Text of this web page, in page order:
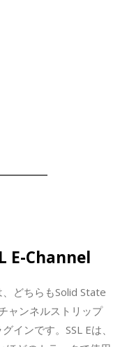
E-Channel
、どちらもSolid State
ャンネルストリップ
インです。SSL Eは、